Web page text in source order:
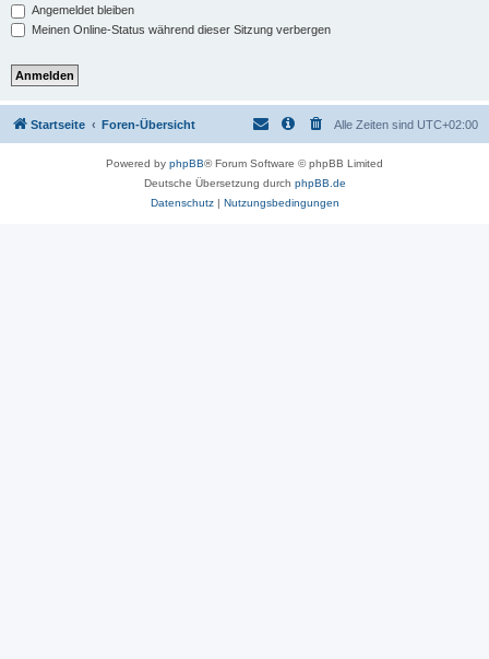
Angemeldet bleiben
Meinen Online-Status während dieser Sitzung verbergen
Startseite Foren-Übersicht Alle Zeiten sind UTC+02:00
Powered by phpBB® Forum Software © phpBB Limited
Deutsche Übersetzung durch phpBB.de
Datenschutz| Nutzungsbedingungen